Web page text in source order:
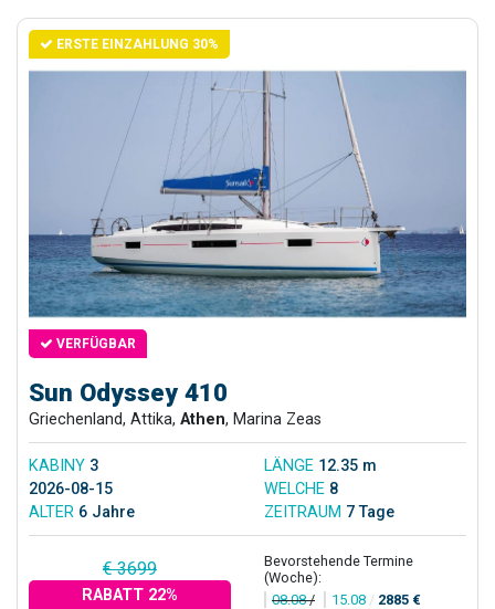
ERSTE EINZAHLUNG 30%
VERFÜGBAR
Sun Odyssey 410
Griechenland, Attika, Athen, Marina Zeas
KABINY 3 LÄNGE 12.35 m
2026-08-15
WELCHE 8
ALTER 6 Jahre ZEITRAUM 7 Tage
€ 3699
RABATT 22%
Bevorstehende Termine
(Woche):
08.08/ 15.08 / 2885 €